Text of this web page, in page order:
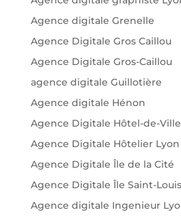
Agence digitale Grenelle
Agence Digitale Gros Caillou
Agence Digitale Gros-Caillou
agence digitale Guillotière
Agence digitale Hénon
Agence Digitale Hôtel-de-Ville
Agence Digitale Hôtelier Lyon
Agence Digitale Île de la Cité
Agence Digitale Île Saint-Louis
Agence digitale Ingenieur